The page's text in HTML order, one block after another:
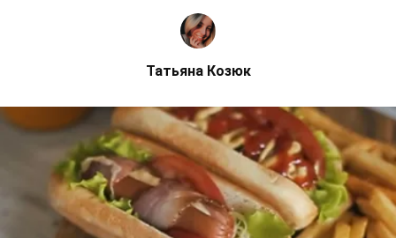
Татьяна Козюк